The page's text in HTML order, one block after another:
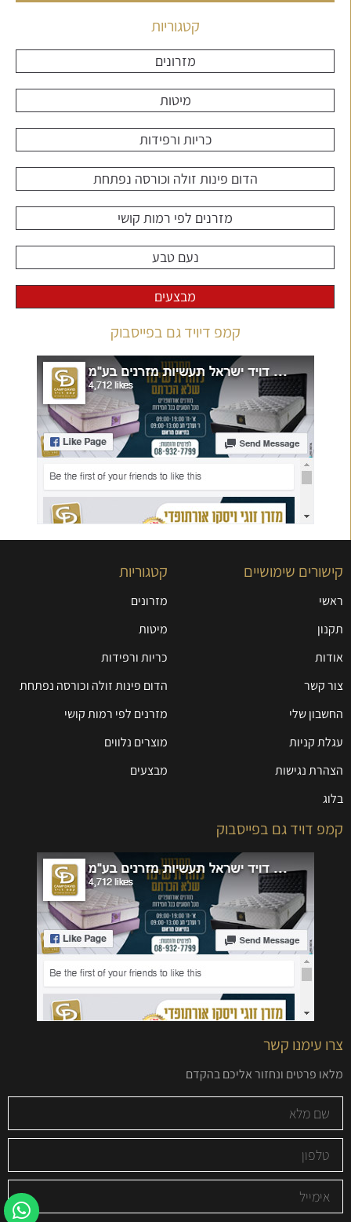
קטגוריות
מזרונים
מיטות
כריות ורפידות
הדום פינות זולה וכורסה נפתחת
מזרנים לפי רמות קושי
נעם טבע
מבצעים
קמפ דיויד גם בפייסבוק
קישורים שימושיים
ראשי
תקנון
אודות
צור קשר
החשבון שלי
עגלת קניות
הצהרת נגישות
בלוג
קטגוריות
מזרונים
מיטות
כריות ורפידות
הדום פינות זולה וכורסה נפתחת
מזרנים לפי רמות קושי
מוצרים נלווים
מבצעים
קמפ דויד גם בפייסבוק
צרו עימנו קשר
מלאו פרטים ונחזור אליכם בהקדם